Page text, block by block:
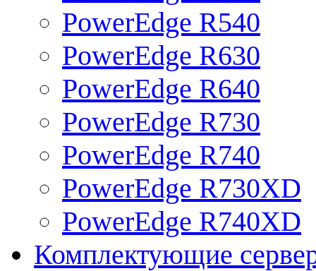
PowerEdge R540
PowerEdge R630
PowerEdge R640
PowerEdge R730
PowerEdge R740
PowerEdge R730XD
PowerEdge R740XD
Комплектующие